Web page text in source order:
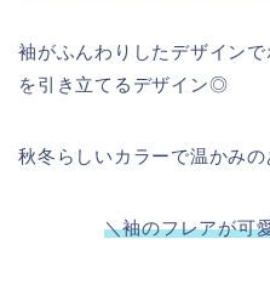
袖がふんわりしたデザイン
を引き立てるデザイン◎
秋冬らしいカラーで温かみの
＼袖のフレアが可